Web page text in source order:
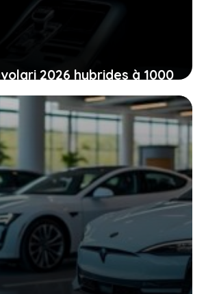
2026 hybrides à 1000
nouveau souffle dans
supercars